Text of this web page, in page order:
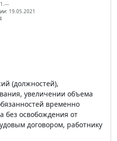
19.05.2021
(должностей),
увеличении объема
временно
без освобождения от
договором, работнику